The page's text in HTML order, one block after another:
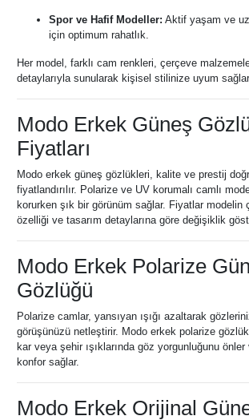
Spor ve Hafif Modeller: Aktif yaşam ve
için optimum rahatlık.
Her model, farklı cam renkleri, çerçeve
detaylarıyla sunularak kişisel stilinize uyum
Modo Erkek Güneş
Fiyatları
Modo erkek güneş gözlükleri, kalite ve prestij
fiyatlandırılır. Polarize ve UV korumalı camlı
korurken şık bir görünüm sağlar. Fiyatlar modelin
özelliği ve tasarım detaylarına göre değişiklik
Modo Erkek Polarize
Gözlüğü
Polarize camlar, yansıyan ışığı azaltarak
görüşünüzü netleştirir. Modo erkek polarize
kar veya şehir ışıklarında göz yorgunluğunu
konfor sağlar.
Modo Erkek Orijinal